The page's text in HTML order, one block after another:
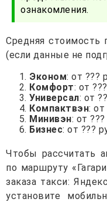
ознакомления.
Средняя
(если данные не
Эконом: от ???
Комфорт: от
Универсал: от
Компактвэн: от
Минивэн: от
Бизнес: от ???
Чтобы рассчитать
по маршруту
заказа такси:
установите